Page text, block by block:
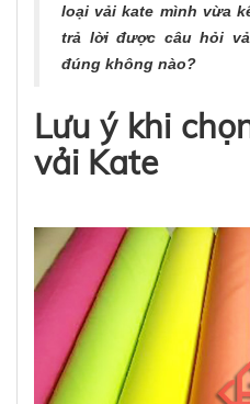
loại vải kate mình vừa
trả lời được câu hỏi
đúng không nào?
Lưu ý khi
vải Kate